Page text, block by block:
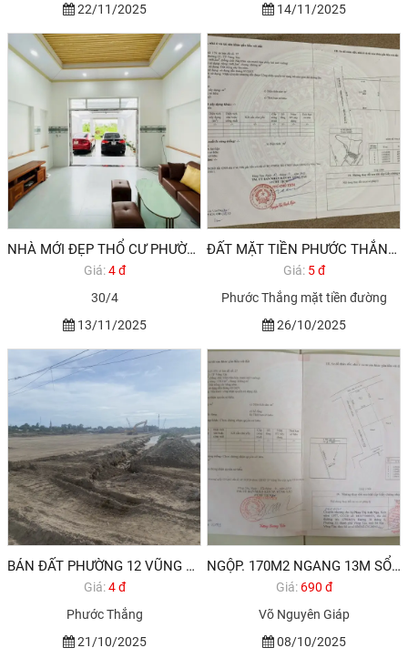
22/11/2025
14/11/2025
NHÀ MỚI ĐẸP THỔ CƯ PHƯỜNG 12 VŨNG TÀU GIÁ DƯỚI DƯỚI 5 TỶ
Giá:4 đ
30/4
13/11/2025
ĐẤT MẶT TIỀN PHƯỚC THẮNG VŨNG TÀU GIÁ ĐẦU TƯ
Giá: 5 đ
Phước Thắng mặt tiền đường
26/10/2025
BÁN ĐẤT PHƯỜNG 12 VŨNG TÀU
Giá:4 đ
Phước Thắng
21/10/2025
NGỘP. 170M2 NGANG 13M SỔ RIÊNG GIÁ DƯỚI 1 TỶ PHƯỜNG 12 VŨNG TÀU
Giá: 690 đ
Võ Nguyên Giáp
08/10/2025